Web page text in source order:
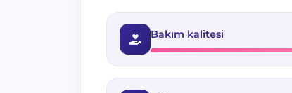
Bakım kalitesi